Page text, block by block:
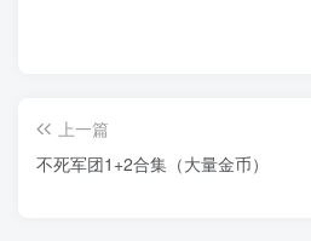
上一篇
不死军团1+2合集（大量金币）